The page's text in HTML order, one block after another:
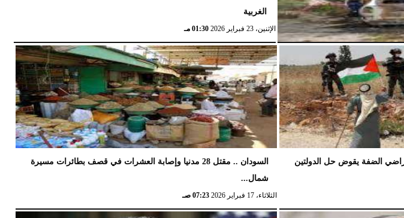
الغربية
الإثنين، 23 فبراير 2026 01:30 مـ
الضفة يقوض حل الدولتين
السودان .. مقتل 28 مدنيا وإصابة العشرات في قصف بطائرات مسيرة
شمال...
الثلاثاء، 17 فبراير 2026 07:23 صـ